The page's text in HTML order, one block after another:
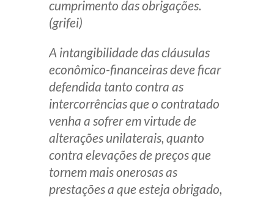
cumprimento das obrigações.
(grifei)
A intangibilidade das cláusulas
econômico-financeiras deve ficar
defendida tanto contra as
intercorrências que o contratado
venha a sofrer em virtude de
alterações unilaterais, quanto
contra elevações de preços que
tornem mais onerosas as
prestações a que esteja obrigado,